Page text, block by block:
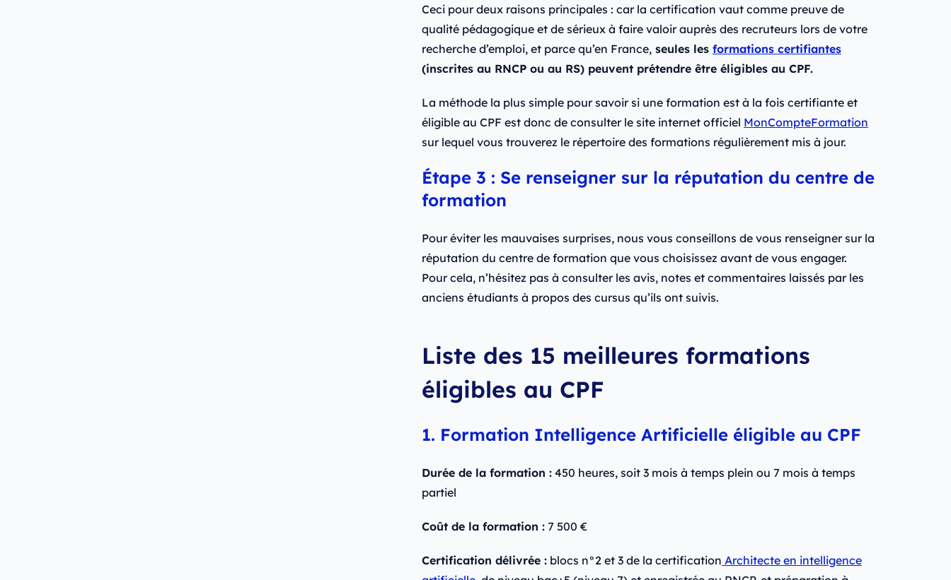
Ceci pour deux raisons principales : car la certification vaut comme preuve de
qualité pédagogique et de sérieux à faire valoir auprès des recruteurs lors de votre
recherche d’emploi, et parce qu’en France,seules les formations certifiantes
(inscrites au RNCP ou au RS) peuvent prétendre être éligibles au CPF.
La méthode la plus simple pour savoir si une formation est à la fois certifiante et
éligible au CPF est donc de consulter le site internet officiel MonCompteFormation
sur lequel vous trouverez le répertoire des formations régulièrement mis à jour.
Étape 3 : Se renseigner sur la réputation du centre de
formation
Pour éviter les mauvaises surprises, nous vous conseillons de vous renseigner sur la
réputation du centre de formation que vous choisissez avant de vous engager.
Pour cela, n’hésitez pas à consulter les avis, notes et commentaires laissés par les
anciens étudiants à propos des cursus qu’ils ont suivis.
Liste des 15 meilleures formations
éligibles au CPF
1. Formation Intelligence Artificielle éligible au CPF
Durée de la formation :450 heures, soit 3 mois à temps plein ou 7 mois à temps
partiel
Coût de la formation :7 500 €
Certification délivrée :blocs n°2 et 3 de la certification Architecte en intelligence